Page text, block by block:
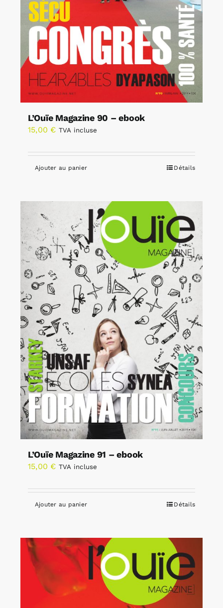
L’Ouïe Magazine 90 – ebook
15,00 € TVA incluse
Ajouter au panier Détails
L’Ouïe Magazine 91 – ebook
15,00 € TVA incluse
Ajouter au panier Détails